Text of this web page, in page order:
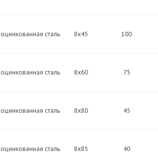
оцинкованная сталь 8х45 100
оцинкованная сталь 8х60 75
оцинкованная сталь 8х80 45
оцинкованная сталь 8х85 40